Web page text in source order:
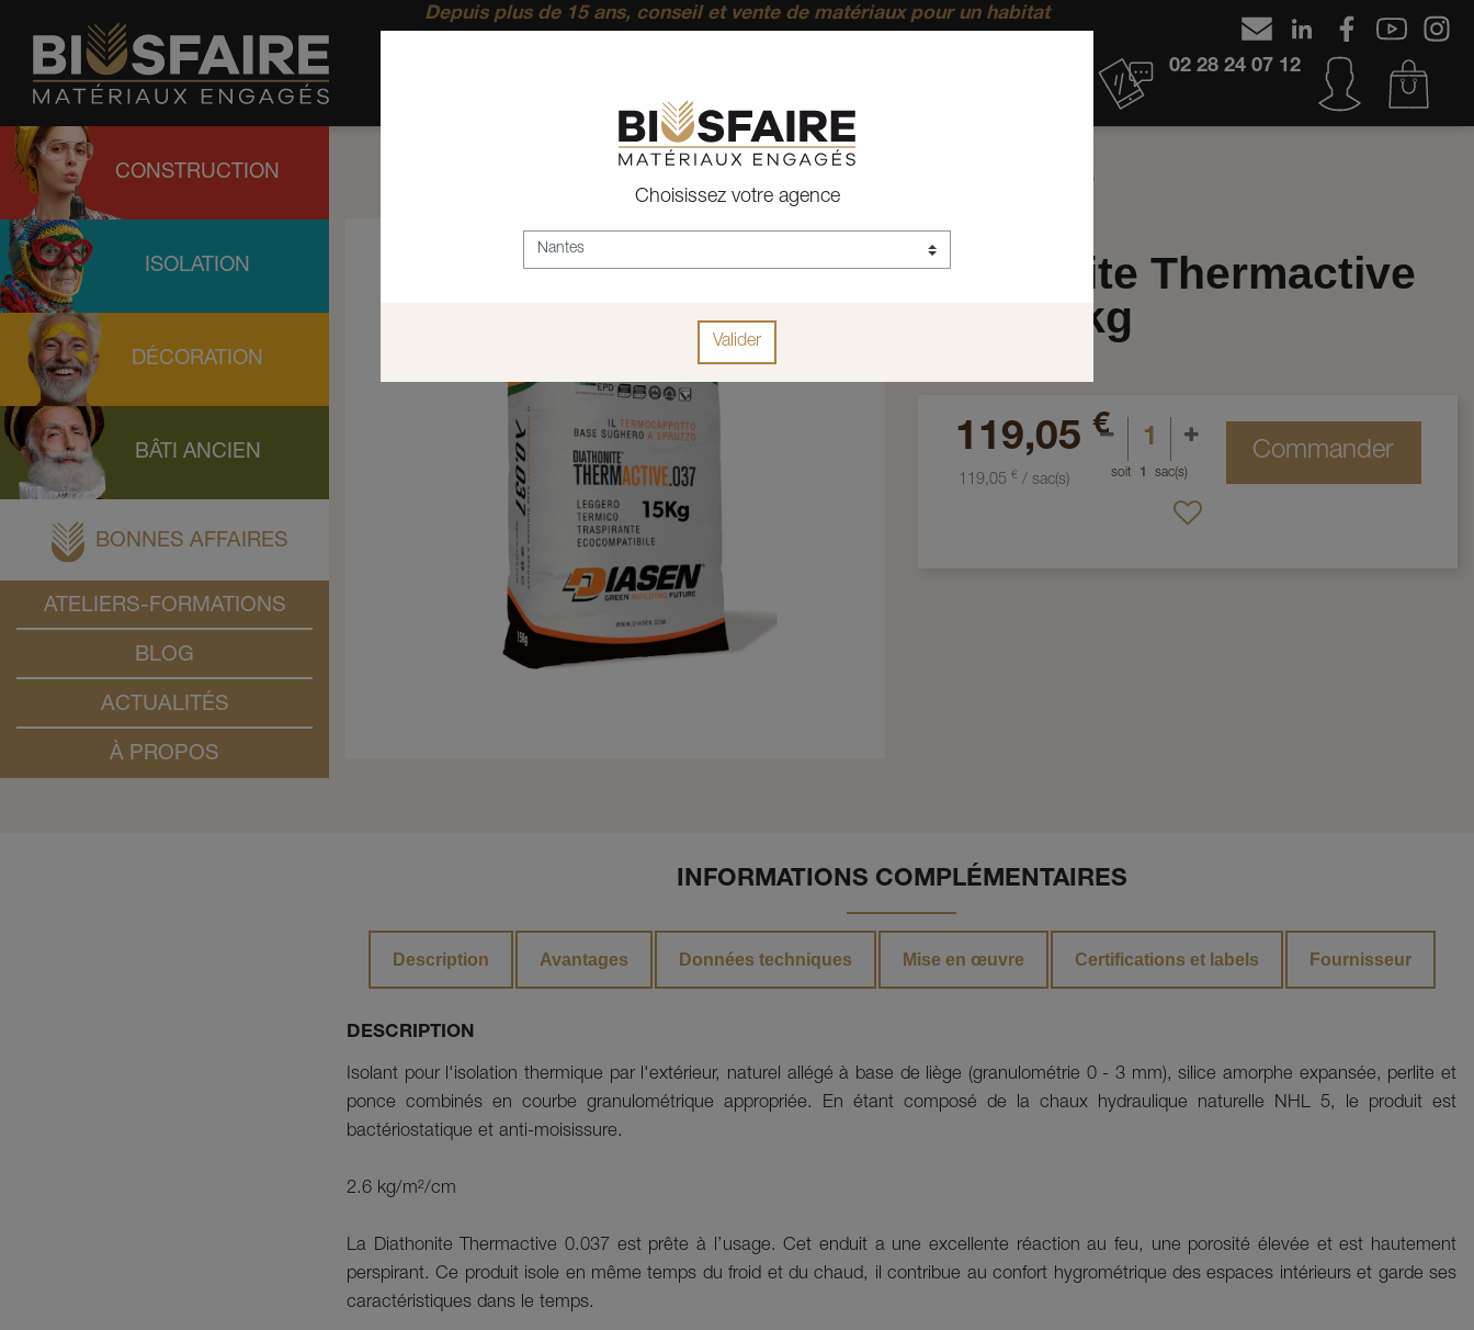
Depuis plus de 15 ans, conseil et vente de matériaux pour un habitat
02 28 24 07 12
CONSTRUCTION
ISOLATION
DÉCORATION
BÂTI ANCIEN
BONNES AFFAIRES
ATELIERS-FORMATIONS
BLOG
ACTUALITÉS
À PROPOS
DIATHONITE THERMACTIVE .037 15 KG
Diathonite Thermactive
.037 15 kg
119,05 €
119,05 € / sac(s) soit 1 sac(s)
Commander
INFORMATIONS COMPLÉMENTAIRES
Description Avantages Données techniques Mise en œuvre Certifications et labels Fournisseur
DESCRIPTION
Isolant pour l'isolation thermique par l'extérieur, naturel allégé à base de liège (granulométrie 0 - 3 mm), silice amorphe expansée, perlite et
ponce combinés en courbe granulométrique appropriée. En étant composé de la chaux hydraulique naturelle NHL 5, le produit est
bactériostatique et anti-moisissure.
2.6 kg/m²/cm
La Diathonite Thermactive 0.037 est prête à l’usage. Cet enduit a une excellente réaction au feu, une porosité élevée et est hautement
perspirant. Ce produit isole en même temps du froid et du chaud, il contribue au confort hygrométrique des espaces intérieurs et garde ses
caractéristiques dans le temps.
Choisissez votre agence
Valider